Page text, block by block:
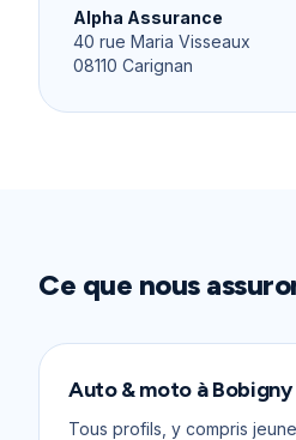
Alpha Assurance
40 rue Maria Visseaux
08110 Carignan
Ce que nous
Auto & moto àBobigny
Tous profils, y compris